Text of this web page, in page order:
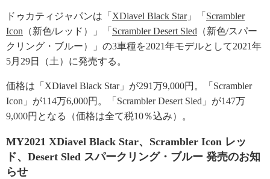
ドゥカティジャパンは「 XDiavel Black Star」「 Scrambler
Icon （新色/レッド）」「 Scrambler Desert Sled （新色/スパー
クリング・ブルー）」の3車種を2021年モデルとして2021年
5月29日（土）に発売する。
価格は「XDiavel Black Star」が291万9,000円。「Scrambler
Icon」が114万6,000円。「Scrambler Desert Sled」が147万
9,000円となる（価格は全て税10％込み）。
MY2021 XDiavel Black Star、Scrambler Icon レッ
ド、Desert Sled スパークリング・ブルー 発売のお知
らせ